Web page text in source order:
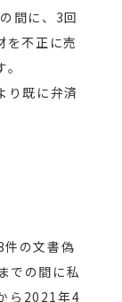
間に、3回
を不正に売
り既に弁済
の文書偽
での間に私
ら2021年4